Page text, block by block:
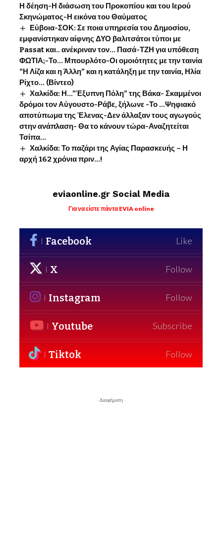
Η δέηση-Η διάσωση του Προκοπίου και του Ιερού
Σκηνώματος-Η εικόνα του Θαύματος
Εύβοια-ΣΟΚ: Σε ποια υπηρεσία του Δημοσίου,
εμφανίστηκαν αίφνης ΔΥΟ βαλιτσάτοι τύποι με
Passat και.. ανέκριναν τον… Πασά-ΤΖΗ για υπόθεση
ΦΩΤΙΑ;-Το… Μπουρλότο-Οι ομοιότητες με την ταινία
“Η Λίζα και η Άλλη” και η κατάληξη με την ταινία, Ηλία
Ρίχτο… (Βίντεο)
Χαλκίδα: Η…”Έξυπνη Πόλη” της Βάκα- Σκαμμένοι
δρόμοι τον Αύγουστο-Ράβε, ξήλωνε -Το …Ψηφιακό
αποτύπωμα της Έλενας-Δεν άλλαξαν τους αγωγούς
στην ανάπλαση- Θα το κάνουν τώρα-Αναζητείται
Τσίπα…
Χαλκίδα: Το παζάρι της Αγίας Παρασκευής – Η
αρχή 162 χρόνια πριν…!
eviaonline.gr Social Media
Για να είστε πάντα EVIA online
Facebook Like
X Follow
Instagram Follow
Youtube Subscribe
Tiktok Follow
- Διαφήμιση -